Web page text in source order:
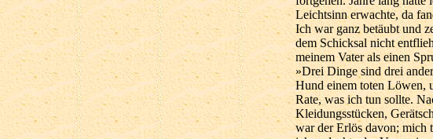
Leichtsinn erwachte, da
Ich war ganz betäubt und
dem Schicksal nicht
meinem Vater als einen
»Drei Dinge sind drei
Hund einem toten Löwen,
Rate, was ich tun sollte.
Kleidungsstücken,
war der Erlös davon; mich